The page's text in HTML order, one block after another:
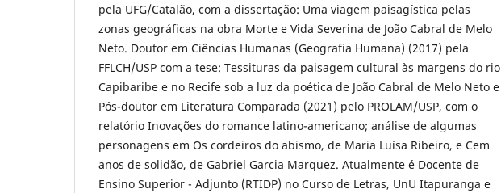
pela UFG/Catalão, com a dissertação: Uma viagem paisagística pelas
zonas geográficas na obra Morte e Vida Severina de João Cabral de Melo
Neto. Doutor em Ciências Humanas (Geografia Humana) (2017) pela
FFLCH/USP com a tese: Tessituras da paisagem cultural às margens do rio
Capibaribe e no Recife sob a luz da poética de João Cabral de Melo Neto e
Pós-doutor em Literatura Comparada (2021) pelo PROLAM/USP, com o
relatório Inovações do romance latino-americano; análise de algumas
personagens em Os cordeiros do abismo, de Maria Luísa Ribeiro, e Cem
anos de solidão, de Gabriel Garcia Marquez. Atualmente é Docente de
Ensino Superior - Adjunto (RTIDP) no Curso de Letras, UnU Itapuranga e